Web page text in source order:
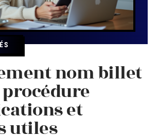
nom billet
et
utiles